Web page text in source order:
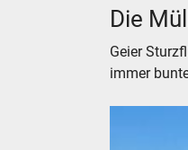
Die
Geier
immer